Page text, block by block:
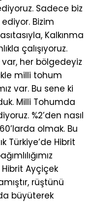
Sadece biz
Bizim
Kalkınma
çalışıyoruz.
her bölgedeyiz
milli tohum
var. Bu sene ki
Milli Tohumda
%2’den nasıl
olmak. Bu
Türkiye’de Hibrit
Hibrit Ayçiçek
rüştünü
büyüterek